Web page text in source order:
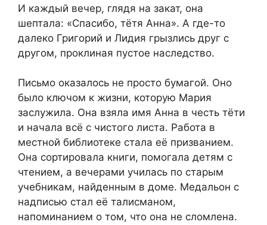
И каждый вечер, глядя на закат, она
шептала: «Спасибо, тётя Анна». А где-то
далеко Григорий и Лидия грызлись друг с
другом, проклиная пустое наследство.
Письмо оказалось не просто бумагой. Оно
было ключом к жизни, которую Мария
заслужила. Она взяла имя Анна в честь тёти
и начала всё с чистого листа. Работа в
местной библиотеке стала её призванием.
Она сортировала книги, помогала детям с
чтением, а вечерами училась по старым
учебникам, найденным в доме. Медальон с
надписью стал её талисманом,
напоминанием о том, что она не сломлена.